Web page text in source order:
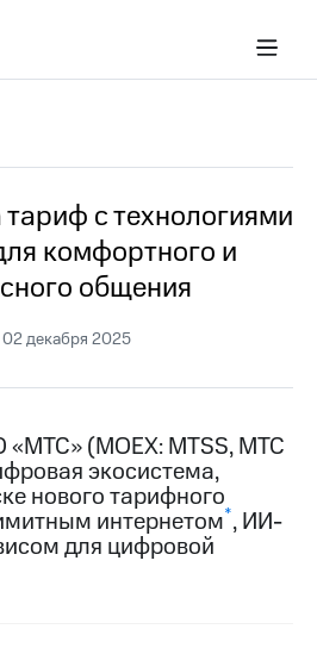
с технологиями
комфортного и
общения
02 декабря 2025
(MOEX: MTSS, МТС
экосистема,
нового тарифного
интернетом*, ИИ-
для цифровой